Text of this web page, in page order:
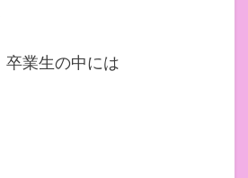
卒業生の中には